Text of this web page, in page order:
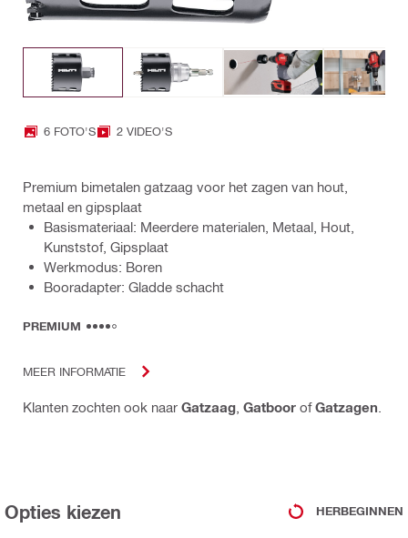
6 FOTO'S 2 VIDEO'S
Premium bimetalen gatzaag voor het zagen van hout,
metaal en gipsplaat
Basismateriaal: Meerdere materialen, Metaal, Hout,
Kunststof, Gipsplaat
Werkmodus: Boren
Booradapter: Gladde schacht
PREMIUM
MEER INFORMATIE
Klanten zochten ook naar Gatzaag Gatboor ofGatzagen
Opties kiezen HERBEGINNEN